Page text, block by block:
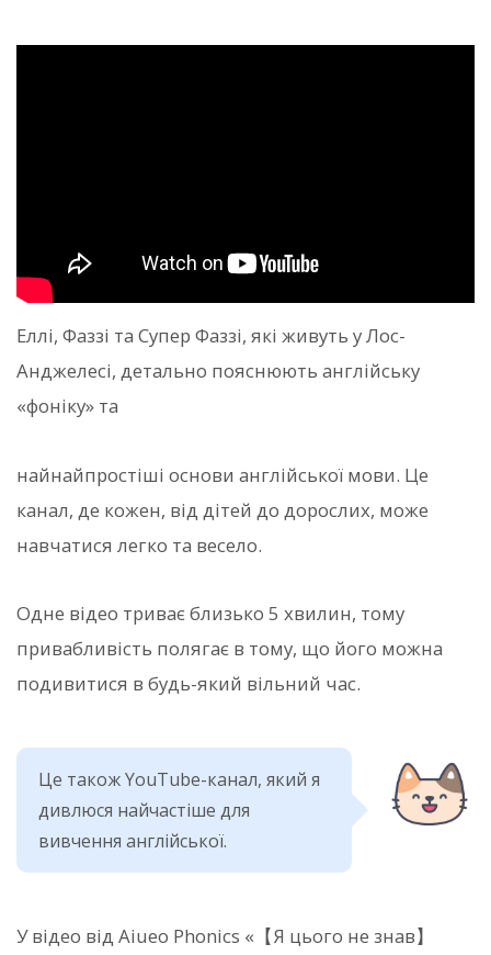
Еллі, Фаззі та Супер Фаззі, які живуть у Лос-
Анджелесі, детально пояснюють англійську
«фоніку» та
найнайпростіші основи англійської мови. Це
канал, де кожен, від дітей до дорослих, може
навчатися легко та весело.
Одне відео триває близько 5 хвилин, тому
привабливість полягає в тому, що його можна
подивитися в будь-який вільний час.
Це також YouTube-канал, який я
дивлюся найчастіше для
вивчення англійської.
У відео від Aiueo Phonics «【Я цього не знав】